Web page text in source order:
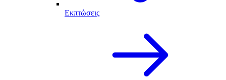
Εκπτώσεις